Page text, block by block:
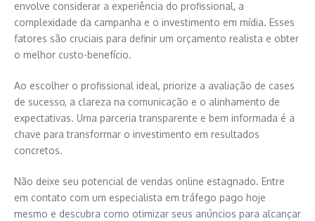
envolve considerar a experiência do profissional, a
complexidade da campanha e o investimento em mídia. Esses
fatores são cruciais para definir um orçamento realista e obter
o melhor custo-benefício.
Ao escolher o profissional ideal, priorize a avaliação de cases
de sucesso, a clareza na comunicação e o alinhamento de
expectativas. Uma parceria transparente e bem informada é a
chave para transformar o investimento em resultados
concretos.
Não deixe seu potencial de vendas online estagnado. Entre
em contato com um especialista em tráfego pago hoje
mesmo e descubra como otimizar seus anúncios para alcançar